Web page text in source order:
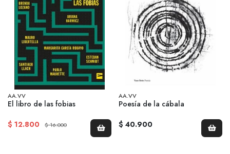
AA.VV
El libro de las fobias
$ 12.800
$ 16.000
AA.VV
Poesía de la cábala
$ 40.900